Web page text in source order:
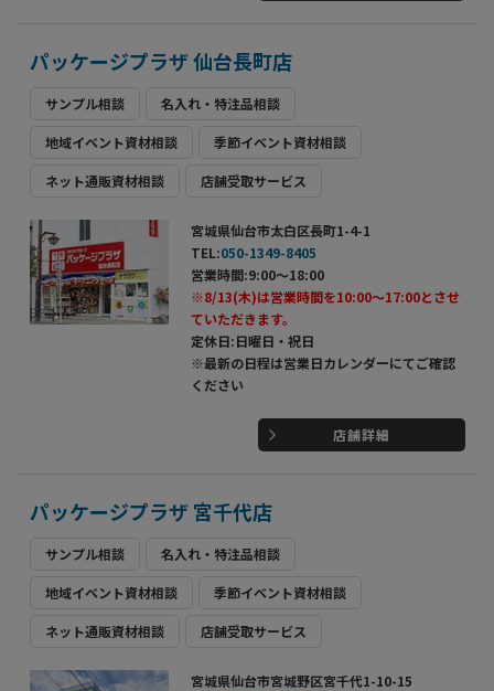
パッケージプラザ 仙台長町店
サンプル相談 名入れ・特注品相談
地域イベント資材相談 季節イベント資材相談
ネット通販資材相談 店舗受取サービス
宮城県仙台市太白区長町1-4-1
TEL:050-1349-8405
営業時間:9:00～18:00
※8/13(木)は営業時間を10:00～17:00とさせ
ていただきます。
定休日:日曜日・祝日
※最新の日程は営業日カレンダーにてご確認
ください
店舗詳細
パッケージプラザ 宮千代店
サンプル相談 名入れ・特注品相談
地域イベント資材相談 季節イベント資材相談
ネット通販資材相談 店舗受取サービス
宮城県仙台市宮城野区宮千代1-10-15